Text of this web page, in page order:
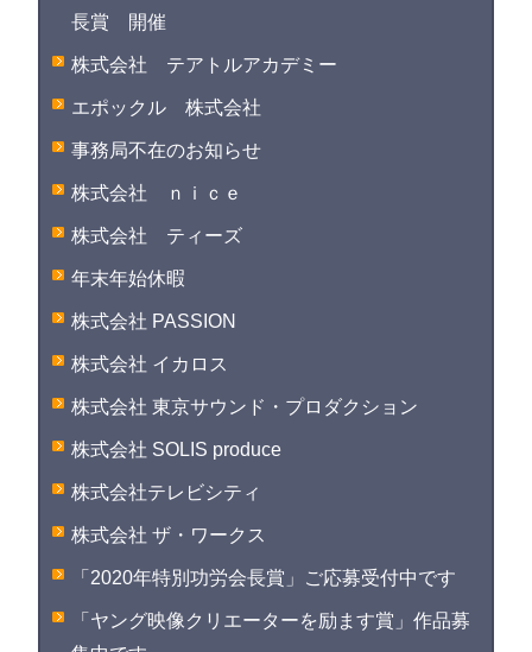
長賞 開催
株式会社 テアトルアカデミー
エポックル 株式会社
事務局不在のお知らせ
株式会社 ｎｉｃｅ
株式会社 ティーズ
年末年始休暇
株式会社 PASSION
株式会社 イカロス
株式会社 東京サウンド・プロダクション
株式会社 SOLIS produce
株式会社テレビシティ
株式会社 ザ・ワークス
「2020年特別功労会長賞」ご応募受付中です
「ヤング映像クリエーターを励ます賞」作品募